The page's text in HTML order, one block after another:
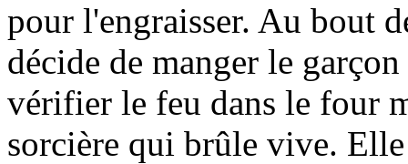
pour l'engraisser. Au bout
décide de manger le
vérifier le feu dans le four
sorcière qui brûle vive.